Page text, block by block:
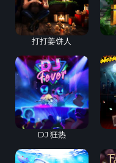
打打姜饼人
DJ 狂热